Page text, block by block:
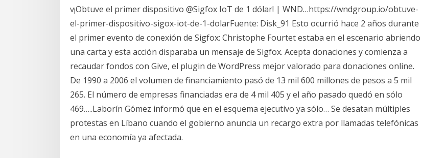
v¡Obtuve el primer dispositivo @Sigfox IoT de 1 dólar! | WND…https://wndgroup.io/obtuve-
el-primer-dispositivo-sigox-iot-de-1-dolarFuente: Disk_91 Esto ocurrió hace 2 años durante
el primer evento de conexión de Sigfox: Christophe Fourtet estaba en el escenario abriendo
una carta y esta acción disparaba un mensaje de Sigfox. Acepta donaciones y comienza a
recaudar fondos con Give, el plugin de WordPress mejor valorado para donaciones online.
De 1990 a 2006 el volumen de financiamiento pasó de 13 mil 600 millones de pesos a 5 mil
265. El número de empresas financiadas era de 4 mil 405 y el año pasado quedó en sólo
469…..Laborín Gómez informó que en el esquema ejecutivo ya sólo… Se desatan múltiples
protestas en Líbano cuando el gobierno anuncia un recargo extra por llamadas telefónicas
en una economía ya afectada.